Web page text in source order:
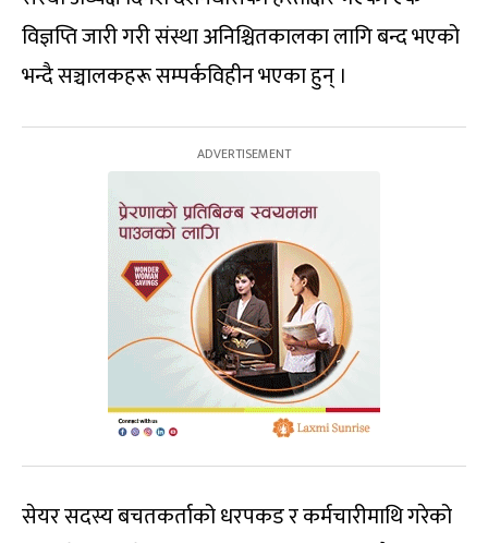
विज्ञप्ति जारी गरी संस्था अनिश्चितकालका लागि बन्द भएको
भन्दै सञ्चालकहरू सम्पर्कविहीन भएका हुन् ।
सेयर सदस्य बचतकर्ताको धरपकड र कर्मचारीमाथि गरेको